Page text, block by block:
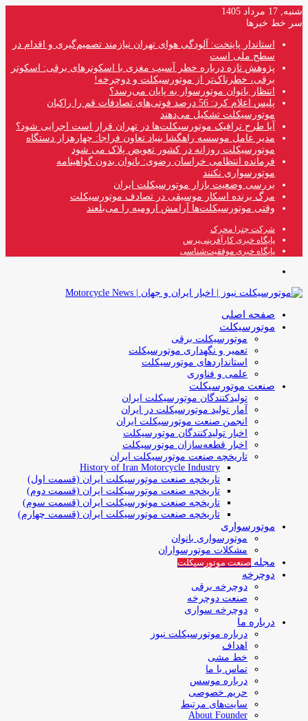
شنبه, 17 مرداد 1405
سر خط خبرها
استاندار پایتخت: آلودگی هوای تهران نیازمند تصمیم‌گیری و اقدام در
سطح ملی است
پژوهش تازه درباره خطر آسیب مغزی با اسکوترهای برقی: اسکوتر
برقی، خطرناک‌تر از موتورسیکلت و دوچرخه!
انتظار بانوان موتورسوار به پایان می‌رسد؟
پلیس اعلام کرد: 56 درصد فوتی‌های تصادفات قم را راکبان
موتورسیکلت تشکیل می‌دهند
آیا طرح ترافیک موتورسیکلت‌ها در تهران قرار است اجرایی شود؟
مدیر عامل موسسه راهگشا بنیاد تعاون فراجا: چهارهزار دستگاه
موتورسیکلت روزانه در کشور تعویض پلاک می شود
فرمانده انتظامی خراسان رضوی: بانوان بدون گواهینامه
موتورسواری نکنند
بررسی وضعیت بازار موتورسیکلت ایران
مرگ برنده اسکار موسیقی در تصادف موتورسیکلت
وقتی موتورسیکلت‌ها آرامش ارومیه را می‌بلعند
شرکت چترا محرک
پایگاه خبری کارآفرینی‌پرس
پایگاه خبری موفقیت‌شناسی
صفحه اصلی
موتورسیکلت
موتورسیکلت برقی
تعمیر و نگهداری موتورسیکلت
استانداردهای موتورسیکلت
علمی و فناوری
صنعت موتورسیکلت
تولیدکنندگان موتورسیکلت ایران
آمار تولید موتورسیکلت در ایران
انجمن صنعت موتورسیکلت ایران
اخبار تولیدکنندگان موتورسیکلت
اخبار قطعه‌سازان موتورسیکلت
تاریخچه صنعت موتورسیکلت ایران
History of Iran Motorcycle Industry
تاریخچه صنعت موتورسیکلت ایران (قسمت اول)
تاریخچه صنعت موتورسیکلت ایران (قسمت دوم)
تاریخچه صنعت موتورسیکلت ایران (قسمت سوم)
تاریخچه صنعت موتورسیکلت ایران (قسمت چهارم)
موتورسواری
موتورسواری بانوان
مشکلات موتورسواران
مجله صنعت موتورسیکلت
دوچرخه
دوچرخه برقی
صنعت دوچرخه
دوچرخه سواری
درباره ما
درباره موتورسیکلت نیوز
اهداف
خط مشی
تماس با ما
درباره موسس
حریم خصوصی
سایت‌های مرتبط
About Founder